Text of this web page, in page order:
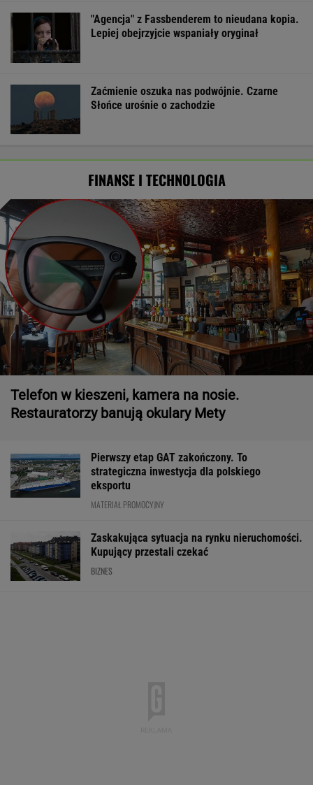
"Agencja" z Fassbenderem to nieudana kopia.
Lepiej obejrzyjcie wspaniały oryginał
Zaćmienie oszuka nas podwójnie. Czarne
Słońce urośnie o zachodzie
FINANSE I TECHNOLOGIA
Telefon w kieszeni, kamera na nosie.
Restauratorzy banują okulary Mety
Pierwszy etap GAT zakończony. To
strategiczna inwestycja dla polskiego
eksportu
MATERIAŁ PROMOCYJNY
Zaskakująca sytuacja na rynku nieruchomości.
Kupujący przestali czekać
BIZNES